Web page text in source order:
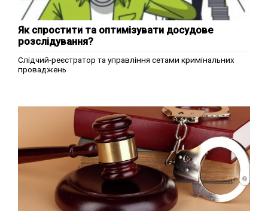
Як спростити та оптимізувати досудове
розслідування?
Слідчий-реєстратор та управління сетами кримінальних
проваджень